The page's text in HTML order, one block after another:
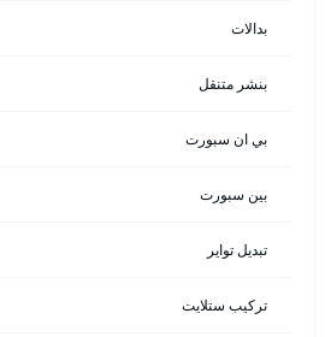
بدالات
بنشر متنقل
بي ان سبورت
بين سبورت
تبديل تواير
تركيب ستلايت